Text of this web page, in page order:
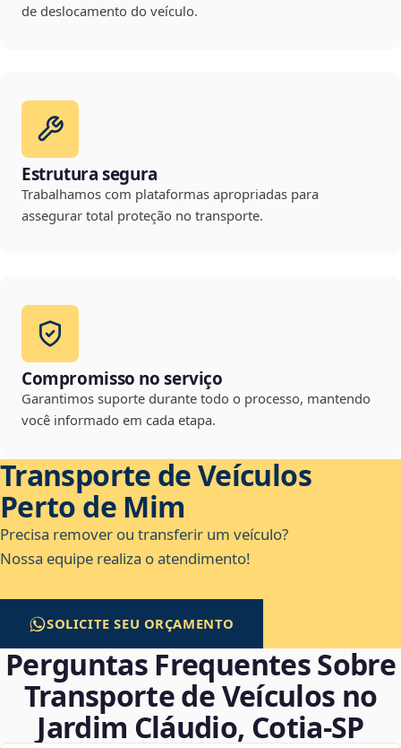
de deslocamento do veículo.
Estrutura segura
Trabalhamos com plataformas apropriadas para
assegurar total proteção no transporte.
Compromisso no serviço
Garantimos suporte durante todo o processo, mantendo
você informado em cada etapa.
Transporte de Veículos
Perto de Mim
Precisa remover ou transferir um veículo?
Nossa equipe realiza o atendimento!
SOLICITE SEU ORÇAMENTO
Perguntas Frequentes Sobre
Transporte de Veículos no
Jardim Cláudio, Cotia‑SP